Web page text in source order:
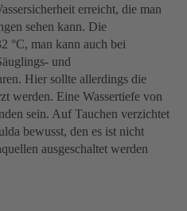
erreicht, die man
sehen kann. Die
°C, man kann auch bei
und
Hier sollte allerdings die
werden. Eine Wassertiefe von
sein. Auf Tauchen verzichtet
bewusst, den es ist nicht
ausgeschaltet werden